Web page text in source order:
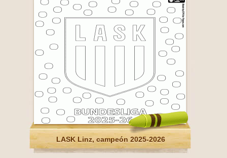
LASK Linz, campeón 2025-2026